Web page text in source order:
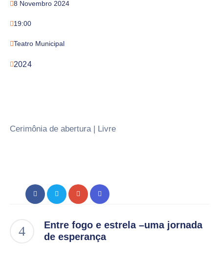
8 Novembro 2024
19:00
Teatro Municipal
2024
Cerimônia de abertura | Livre
Entre fogo e estrela –uma jornada
de esperança